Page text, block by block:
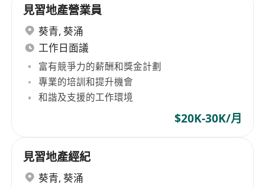
見習地產營業員
葵青, 葵涌
工作日面議
富有競爭力的薪酬和獎金計劃
專業的培訓和提升機會
和諧及支援的工作環境
$20K-30K/月
見習地產經紀
葵青, 葵涌